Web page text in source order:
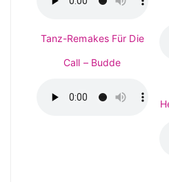
Tanz-Remakes Für Die
Call – Budde